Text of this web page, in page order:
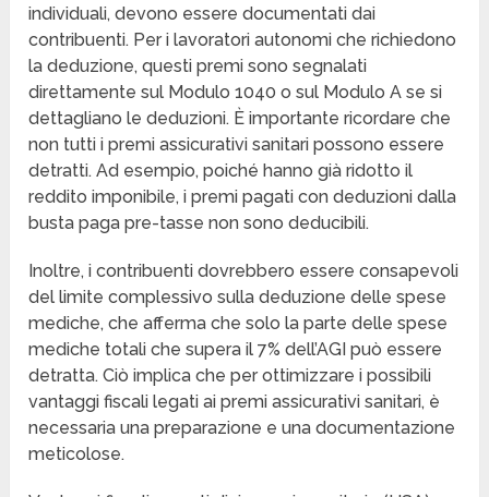
individuali, devono essere documentati dai
contribuenti. Per i lavoratori autonomi che richiedono
la deduzione, questi premi sono segnalati
direttamente sul Modulo 1040 o sul Modulo A se si
dettagliano le deduzioni. È importante ricordare che
non tutti i premi assicurativi sanitari possono essere
detratti. Ad esempio, poiché hanno già ridotto il
reddito imponibile, i premi pagati con deduzioni dalla
busta paga pre-tasse non sono deducibili.
Inoltre, i contribuenti dovrebbero essere consapevoli
del limite complessivo sulla deduzione delle spese
mediche, che afferma che solo la parte delle spese
mediche totali che supera il 7% dell’AGI può essere
detratta. Ciò implica che per ottimizzare i possibili
vantaggi fiscali legati ai premi assicurativi sanitari, è
necessaria una preparazione e una documentazione
meticolose.